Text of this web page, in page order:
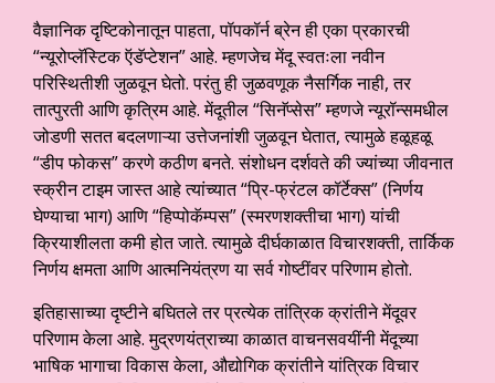
वैज्ञानिक दृष्टिकोनातून पाहता, पॉपकॉर्न ब्रेन ही एका प्रकारची
“न्यूरोप्लॅस्टिक ऍडॅप्टेशन” आहे. म्हणजेच मेंदू स्वतःला नवीन
परिस्थितीशी जुळवून घेतो. परंतु ही जुळवणूक नैसर्गिक नाही, तर
तात्पुरती आणि कृत्रिम आहे. मेंदूतील “सिनॅप्सेस” म्हणजे न्यूरॉन्समधील
जोडणी सतत बदलणाऱ्या उत्तेजनांशी जुळवून घेतात, त्यामुळे हळूहळू
“डीप फोकस” करणे कठीण बनते. संशोधन दर्शवते की ज्यांच्या जीवनात
स्क्रीन टाइम जास्त आहे त्यांच्यात “प्रि-फ्रंटल कॉर्टेक्स” (निर्णय
घेण्याचा भाग) आणि “हिप्पोकॅम्पस” (स्मरणशक्तीचा भाग) यांची
क्रियाशीलता कमी होत जाते. त्यामुळे दीर्घकाळात विचारशक्ती, तार्किक
निर्णय क्षमता आणि आत्मनियंत्रण या सर्व गोष्टींवर परिणाम होतो.
इतिहासाच्या दृष्टीने बघितले तर प्रत्येक तांत्रिक क्रांतीने मेंदूवर
परिणाम केला आहे. मुद्रणयंत्राच्या काळात वाचनसवयींनी मेंदूच्या
भाषिक भागाचा विकास केला, औद्योगिक क्रांतीने यांत्रिक विचार